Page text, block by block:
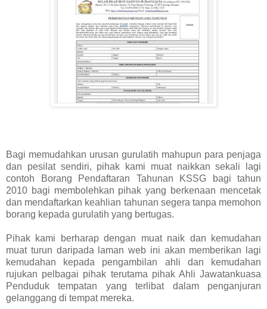
Bagi memudahkan urusan gurulatih mahupun para penjaga
dan pesilat sendiri, pihak kami muat naikkan sekali lagi
contoh Borang Pendaftaran Tahunan KSSG bagi tahun
2010 bagi membolehkan pihak yang berkenaan mencetak
dan mendaftarkan keahlian tahunan segera tanpa memohon
borang kepada gurulatih yang bertugas.
Pihak kami berharap dengan muat naik dan kemudahan
muat turun daripada laman web ini akan memberikan lagi
kemudahan kepada pengambilan ahli dan kemudahan
rujukan pelbagai pihak terutama pihak Ahli Jawatankuasa
Penduduk tempatan yang terlibat dalam penganjuran
gelanggang di tempat mereka.